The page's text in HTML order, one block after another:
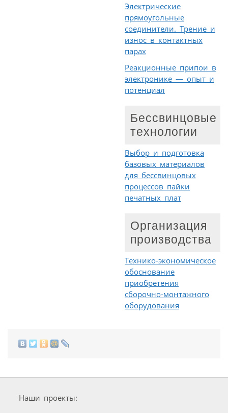
Электрические
прямоугольные
соединители. Трение и
износ в контактных
парах
Реакционные припои в
электронике — опыт и
потенциал
Бессвинцовые
технологии
Выбор и подготовка
базовых материалов
для бессвинцовых
процессов пайки
печатных плат
Организация
производства
Технико-экономическое
обоснование
приобретения
сборочно-монтажного
оборудования
Наши проекты: